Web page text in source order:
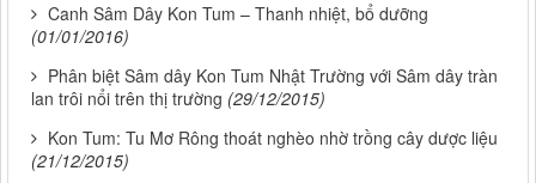
Canh Sâm Dây Kon Tum – Thanh nhiệt, bổ dưỡng
(01/01/2016)
Phân biệt Sâm dây Kon Tum Nhật Trường với Sâm dây tràn
lan trôi nổi trên thị trường (29/12/2015)
Kon Tum: Tu Mơ Rông thoát nghèo nhờ trồng cây dược liệu
(21/12/2015)